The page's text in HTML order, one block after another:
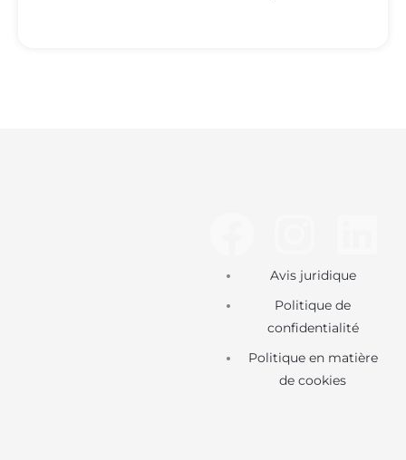
e
n
s
t
i
n
k
Avis juridique
Politique de
confidentialité
Politique en matière
de cookies